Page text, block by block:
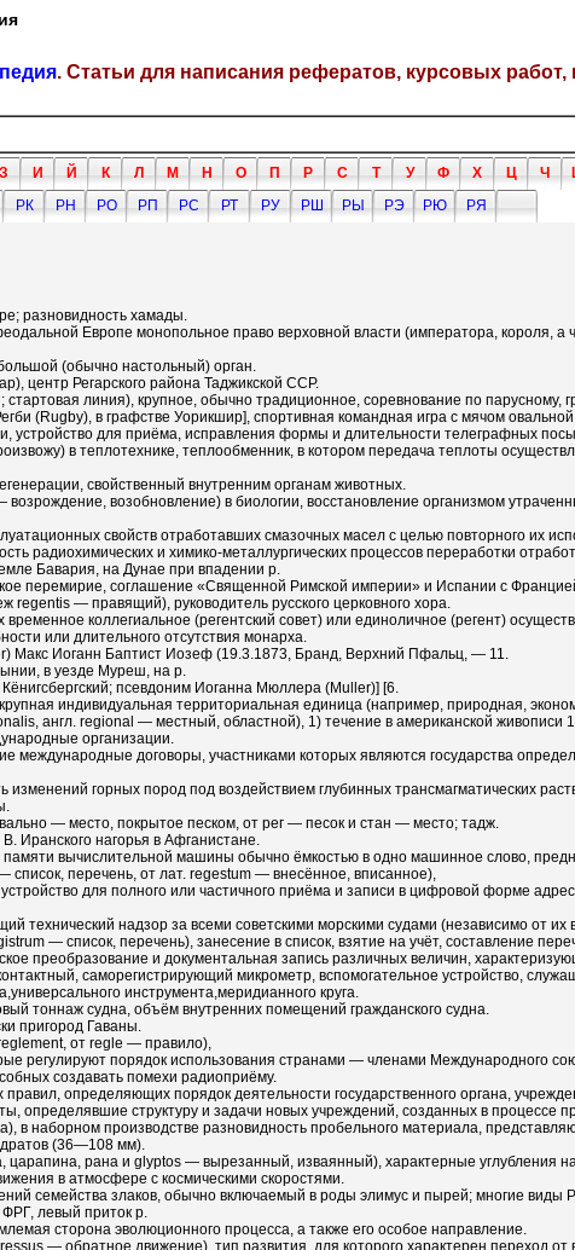
. Статьи для написания рефератов, курсовых
З И Й К Л М Н О П Р С Т У Ф Х Ц Ч
РК РН РО РП РС РТ РУ РШ РЫ РЭ РЮ
РЯ
разновидность хамады.
Европе монопольное право верховной власти (императора, короля,
(обычно настольный) орган.
центр Регарского района Таджикской ССР.
линия), крупное, обычно традиционное, соревнование по парусному,
Регби (Rugby), в графстве Уорикшир], спортивная командная игра с мячом
устройство для приёма, исправления формы и длительности телеграфных
в теплотехнике, теплообменник, в котором передача теплоты
свойственный внутренним органам животных.
возобновление) в биологии, восстановление организмом
свойств отработавших смазочных масел с целью повторного их
радиохимических и химико-металлургических процессов переработки
Бавария, на Дунае при впадении р.
перемирие, соглашение «Священной Римской империи» и Испании с
regentis — правящий), руководитель русского церковного хора.
временное коллегиальное (регентский совет) или единоличное (регент)
или длительного отсутствия монарха.
Макс Иоганн Баптист Иозеф (19.3.1873, Бранд, Верхний Пфальц, — 11.
в уезде Муреш, на р.
псевдоним Иоганна Мюллера (Muller)] [6.
индивидуальная территориальная единица (например, природная,
англ. regional — местный, областной), 1) течение в американской живописи
организации.
международные договоры, участниками которых являются государства
изменений горных пород под воздействием глубинных трансмагматических
— место, покрытое песком, от peг — песок и стан — место; тадж.
Иранского нагорья в Афганистане.
вычислительной машины обычно ёмкостью в одно машинное слово,
список, перечень, от лат. regestum — внесённое, вписанное),
устройство для полного или частичного приёма и записи в цифровой форме
технический надзор за всеми советскими морскими судами (независимо от
— список, перечень), занесение в список, взятие на учёт, составление
преобразование и документальная запись различных величин,
саморегистрирующий микрометр, вспомогательное устройство,
инструмента,меридианного круга.
тоннаж судна, объём внутренних помещений гражданского судна.
пригород Гаваны.
от regle — правило),
регулируют порядок использования странами — членами Международного
создавать помехи радиоприёму.
определяющих порядок деятельности государственного органа,
определявшие структуру и задачи новых учреждений, созданных в процессе
в наборном производстве разновидность пробельного материала,
(36—108 мм).
рана и glyptos — вырезанный, изваянный), характерные углубления
в атмосфере с космическими скоростями.
семейства злаков, обычно включаемый в роды элимус и пырей; многие виды
левый приток р.
сторона эволюционного процесса, а также его особое направление.
— обратное движение), тип развития, для которого характерен переход